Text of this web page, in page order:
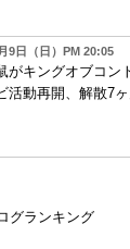
9日（日）PM 20:05
がキングオブコン
活動再開、解散7
グランキング